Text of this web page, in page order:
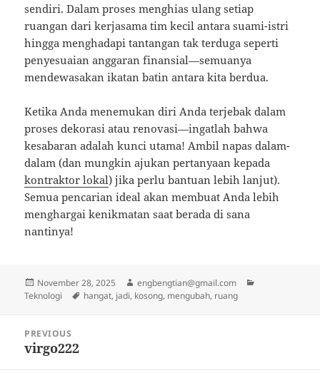
sendiri. Dalam proses menghias ulang setiap
ruangan dari kerjasama tim kecil antara suami-istri
hingga menghadapi tantangan tak terduga seperti
penyesuaian anggaran finansial—semuanya
mendewasakan ikatan batin antara kita berdua.
Ketika Anda menemukan diri Anda terjebak dalam
proses dekorasi atau renovasi—ingatlah bahwa
kesabaran adalah kunci utama! Ambil napas dalam-
dalam (dan mungkin ajukan pertanyaan kepada
kontraktor lokal) jika perlu bantuan lebih lanjut).
Semua pencarian ideal akan membuat Anda lebih
menghargai kenikmatan saat berada di sana
nantinya!
Posted
on
November 28, 2025 Author
engbengtian@gmail.com
Teknologi
Tags
hangat, jadi, kosong, mengubah, ruang
navigation
PREVIOUS
Previous
virgo222